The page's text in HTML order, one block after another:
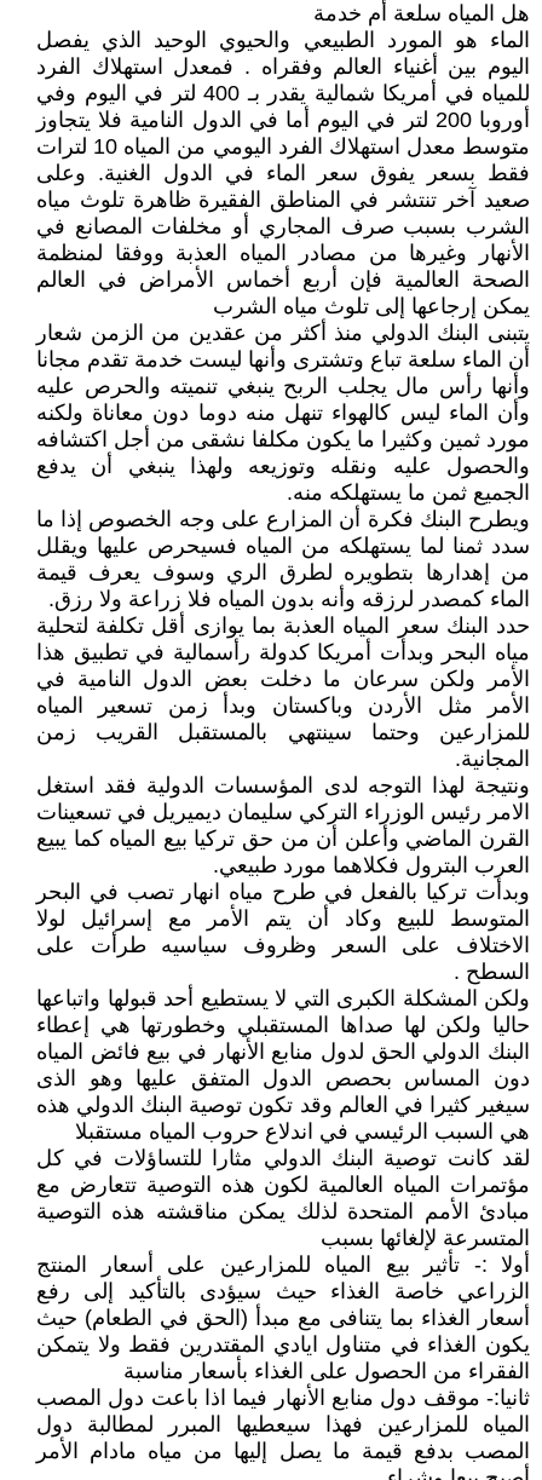
هل المياه سلعة أم خدمة
الماء هو المورد الطبيعي والحيوي الوحيد الذي يفصل
اليوم بين أغنياء العالم وفقراه . فمعدل استهلاك الفرد
للمياه في أمريكا شمالية يقدر بـ 400 لتر في اليوم وفي
أوروبا 200 لتر في اليوم أما في الدول النامية فلا يتجاوز
متوسط معدل استهلاك الفرد اليومي من المياه 10 لترات
فقط بسعر يفوق سعر الماء في الدول الغنية. وعلى
صعيد آخر تنتشر في المناطق الفقيرة ظاهرة تلوث مياه
الشرب بسبب صرف المجاري أو مخلفات المصانع في
الأنهار وغيرها من مصادر المياه العذبة ووفقا لمنظمة
الصحة العالمية فإن أربع أخماس الأمراض في العالم
يمكن إرجاعها إلى تلوث مياه الشرب
يتبنى البنك الدولي منذ أكثر من عقدين من الزمن شعار
أن الماء سلعة تباع وتشترى وأنها ليست خدمة تقدم مجانا
وأنها رأس مال يجلب الربح ينبغي تنميته والحرص عليه
وأن الماء ليس كالهواء تنهل منه دوما دون معاناة ولكنه
مورد ثمين وكثيرا ما يكون مكلفا نشقى من أجل اكتشافه
والحصول عليه ونقله وتوزيعه ولهذا ينبغي أن يدفع
الجميع ثمن ما يستهلكه منه.
ويطرح البنك فكرة أن المزارع على وجه الخصوص إذا ما
سدد ثمنا لما يستهلكه من المياه فسيحرص عليها ويقلل
من إهدارها بتطويره لطرق الري وسوف يعرف قيمة
الماء كمصدر لرزقه وأنه بدون المياه فلا زراعة ولا رزق.
حدد البنك سعر المياه العذبة بما يوازى أقل تكلفة لتحلية
مياه البحر وبدأت أمريكا كدولة رأسمالية في تطبيق هذا
الأمر ولكن سرعان ما دخلت بعض الدول النامية في
الأمر مثل الأردن وباكستان وبدأ زمن تسعير المياه
للمزارعين وحتما سينتهي بالمستقبل القريب زمن
المجانية.
ونتيجة لهذا التوجه لدى المؤسسات الدولية فقد استغل
الامر رئيس الوزراء التركي سليمان ديميريل في تسعينات
القرن الماضي وأعلن أن من حق تركيا بيع المياه كما يبيع
العرب البترول فكلاهما مورد طبيعي.
وبدأت تركيا بالفعل في طرح مياه انهار تصب في البحر
المتوسط للبيع وكاد أن يتم الأمر مع إسرائيل لولا
الاختلاف على السعر وظروف سياسيه طرأت على
السطح .
ولكن المشكلة الكبرى التي لا يستطيع أحد قبولها واتباعها
حاليا ولكن لها صداها المستقبلي وخطورتها هي إعطاء
البنك الدولي الحق لدول منابع الأنهار في بيع فائض المياه
دون المساس بحصص الدول المتفق عليها وهو الذى
سيغير كثيرا في العالم وقد تكون توصية البنك الدولي هذه
هي السبب الرئيسي في اندلاع حروب المياه مستقبلا
لقد كانت توصية البنك الدولي مثارا للتساؤلات في كل
مؤتمرات المياه العالمية لكون هذه التوصية تتعارض مع
مبادئ الأمم المتحدة لذلك يمكن مناقشته هذه التوصية
المتسرعة لإلغائها بسبب
أولا :- تأثير بيع المياه للمزارعين على أسعار المنتج
الزراعي خاصة الغذاء حيث سيؤدى بالتأكيد إلى رفع
أسعار الغذاء بما يتنافى مع مبدأ (الحق في الطعام) حيث
يكون الغذاء في متناول ايادي المقتدرين فقط ولا يتمكن
الفقراء من الحصول على الغذاء بأسعار مناسبة
ثانيا:- موقف دول منابع الأنهار فيما اذا باعت دول المصب
المياه للمزارعين فهذا سيعطيها المبرر لمطالبة دول
المصب بدفع قيمة ما يصل إليها من مياه مادام الأمر